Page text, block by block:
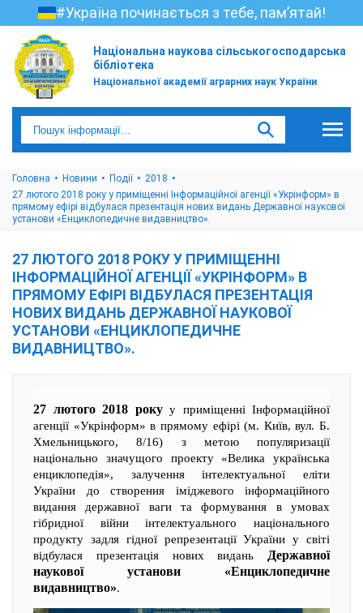
#Україна починається з тебе, пам’ятай!
Національна наукова сільськогосподарська
бібліотека
Національної академії аграрних наук України
Головна Новини Події
2018
27 лютого 2018 року у приміщенні Інформаційної агенції «Укрінформ» в
прямому ефірі відбулася презентація нових видань Державної наукової
установи «Енциклопедичне видавництво».
27 ЛЮТОГО 2018 РОКУ У ПРИМІЩЕННІ
ІНФОРМАЦІЙНОЇ АГЕНЦІЇ «УКРІНФОРМ» В
ПРЯМОМУ ЕФІРІ ВІДБУЛАСЯ ПРЕЗЕНТАЦІЯ
НОВИХ ВИДАНЬ ДЕРЖАВНОЇ НАУКОВОЇ
УСТАНОВИ «ЕНЦИКЛОПЕДИЧНЕ
ВИДАВНИЦТВО».
27 лютого 2018 рокуу приміщенні Інформаційної
агенції «Укрінформ» в прямому ефірі (м. Київ, вул. Б.
Хмельницького, 8/16) з метою популяризації
національно значущого проекту «Велика українська
енциклопедія», залучення інтелектуальної еліти
України до створення іміджевого інформаційного
видання державної ваги та формування в умовах
гібридної війни інтелектуального національного
продукту задля гідної репрезентації України у світі
відбулася презентація нових видань
Державної
наукової установи «Енциклопедичне
видавництво».